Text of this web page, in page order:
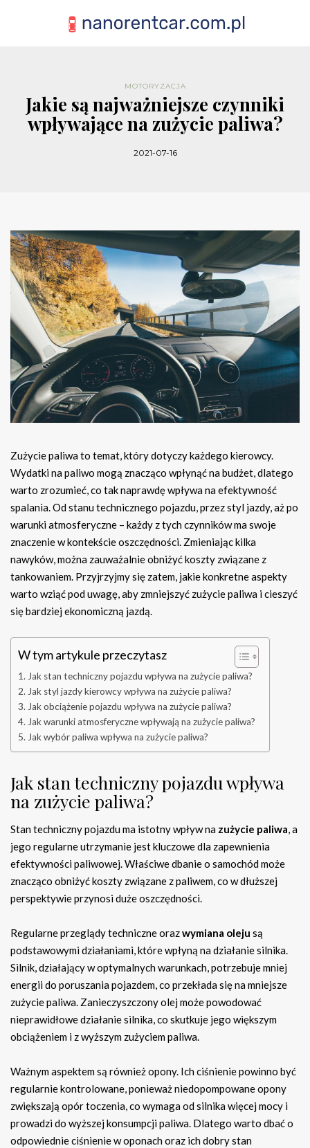
MOTORYZACJA
Jakie są najważniejsze czynniki
wpływające na zużycie paliwa?
2021-07-16
Zużycie paliwa to temat, który dotyczy każdego kierowcy.
Wydatki na paliwo mogą znacząco wpłynąć na budżet, dlatego
warto zrozumieć, co tak naprawdę wpływa na efektywność
spalania. Od stanu technicznego pojazdu, przez styl jazdy, aż po
warunki atmosferyczne – każdy z tych czynników ma swoje
znaczenie w kontekście oszczędności. Zmieniając kilka
nawyków, można zauważalnie obniżyć koszty związane z
tankowaniem. Przyjrzyjmy się zatem, jakie konkretne aspekty
warto wziąć pod uwagę, aby zmniejszyć zużycie paliwa i cieszyć
się bardziej ekonomiczną jazdą.
W tym artykule przeczytasz
Jak stan techniczny pojazdu wpływa na zużycie paliwa?
Jak styl jazdy kierowcy wpływa na zużycie paliwa?
Jak obciążenie pojazdu wpływa na zużycie paliwa?
Jak warunki atmosferyczne wpływają na zużycie paliwa?
Jak wybór paliwa wpływa na zużycie paliwa?
Jak stan techniczny pojazdu wpływa
na zużycie paliwa?
Stan techniczny pojazdu ma istotny wpływ na zużycie paliwa, a
jego regularne utrzymanie jest kluczowe dla zapewnienia
efektywności paliwowej. Właściwe dbanie o samochód może
znacząco obniżyć koszty związane z paliwem, co w dłuższej
perspektywie przynosi duże oszczędności.
Regularne przeglądy techniczne orazwymiana oleju są
podstawowymi działaniami, które wpłyną na działanie silnika.
Silnik, działający w optymalnych warunkach, potrzebuje mniej
energii do poruszania pojazdem, co przekłada się na mniejsze
zużycie paliwa. Zanieczyszczony olej może powodować
nieprawidłowe działanie silnika, co skutkuje jego większym
obciążeniem i z wyższym zużyciem paliwa.
Ważnym aspektem są również opony. Ich ciśnienie powinno być
regularnie kontrolowane, ponieważ niedopompowane opony
zwiększają opór toczenia, co wymaga od silnika więcej mocy i
prowadzi do wyższej konsumpcji paliwa. Dlatego warto dbać o
odpowiednie ciśnienie w oponach oraz ich dobry stan